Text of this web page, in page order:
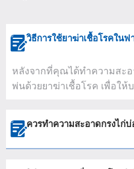
วิธีการใช้ยาฆ่าเชื้อโรคในฟ
หลังจากที่คุณได้ทำความสะอ
พ่นด้วยยาฆ่าเชื้อโรค เพื่อให้
ควรทำความสะอาดกรงไก่